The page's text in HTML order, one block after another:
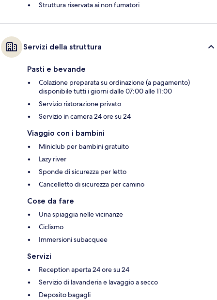
Struttura riservata ai non fumatori
Servizi della struttura
Pasti e bevande
Colazione preparata su ordinazione (a pagamento)
disponibile tutti i giorni dalle 07:00 alle 11:00
Servizio ristorazione privato
Servizio in camera 24 ore su 24
Viaggio con i bambini
Miniclub per bambini gratuito
Lazy river
Sponde di sicurezza per letto
Cancelletto di sicurezza per camino
Cose da fare
Una spiaggia nelle vicinanze
Ciclismo
Immersioni subacquee
Servizi
Reception aperta 24 ore su 24
Servizio di lavanderia e lavaggio a secco
Deposito bagagli